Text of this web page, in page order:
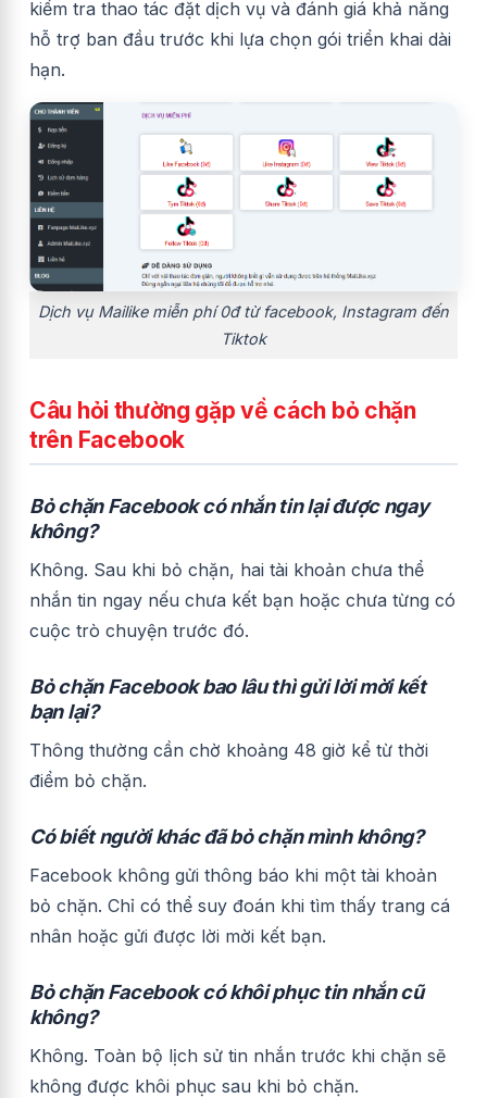
kiểm tra thao tác đặt dịch vụ và đánh giá khả năng
hỗ trợ ban đầu trước khi lựa chọn gói triển khai dài
hạn.
Dịch vụ Mailike miễn phí 0đ từ facebook, Instagram đến
Tiktok
Câu hỏi thường gặp về cách bỏ chặn
trên Facebook
Bỏ chặn Facebook có nhắn tin lại được ngay
không?
Không. Sau khi bỏ chặn, hai tài khoản chưa thể
nhắn tin ngay nếu chưa kết bạn hoặc chưa từng có
cuộc trò chuyện trước đó.
Bỏ chặn Facebook bao lâu thì gửi lời mời kết
bạn lại?
Thông thường cần chờ khoảng 48 giờ kể từ thời
điểm bỏ chặn.
Có biết người khác đã bỏ chặn mình không?
Facebook không gửi thông báo khi một tài khoản
bỏ chặn. Chỉ có thể suy đoán khi tìm thấy trang cá
nhân hoặc gửi được lời mời kết bạn.
Bỏ chặn Facebook có khôi phục tin nhắn cũ
không?
Không. Toàn bộ lịch sử tin nhắn trước khi chặn sẽ
không được khôi phục sau khi bỏ chặn.